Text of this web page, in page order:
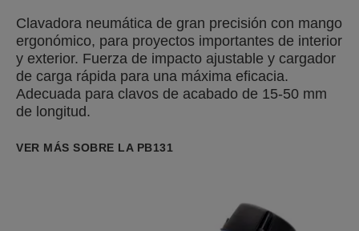
Clavadora neumática de gran precisión con mango
ergonómico, para proyectos importantes de interior
y exterior. Fuerza de impacto ajustable y cargador
de carga rápida para una máxima eficacia.
Adecuada para clavos de acabado de 15-50 mm
de longitud.
VER MÁS SOBRE LA PB131